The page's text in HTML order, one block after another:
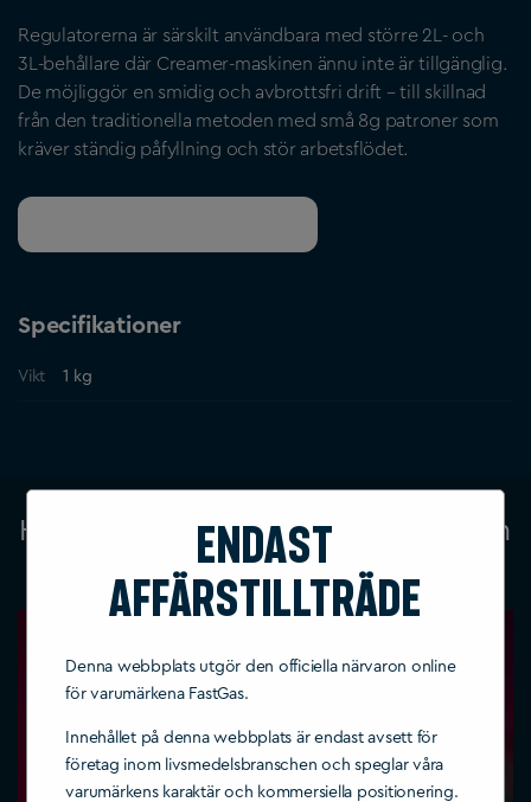
Regulatorerna är särskilt användbara med större 2L- och
3L-behållare där Creamer-maskinen ännu inte är tillgänglig.
De möjliggör en smidig och avbrottsfri drift – till skillnad
från den traditionella metoden med små 8g patroner som
kräver ständig påfyllning och stör arbetsflödet.
Specifikationer
Vikt 1 kg
Hur man ställer in gräddmaskinen
och tryckregulatorn
Endast
affärstillträde
Denna webbplats utgör den officiella närvaron online
för varumärkena FastGas.
Innehållet på denna webbplats är endast avsett för
företag inom livsmedelsbranschen och speglar våra
varumärkens karaktär och kommersiella positionering.